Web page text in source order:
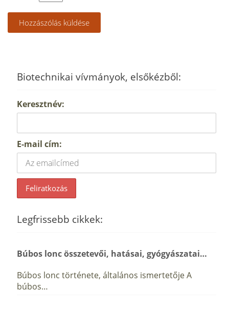
Biotechnikai vívmányok, elsőkézből:
Keresztnév:
E-mail cím:
Legfrissebb cikkek:
Búbos lonc összetevői, hatásai, gyógyászatai…
Búbos lonc története, általános ismertetője A
búbos…